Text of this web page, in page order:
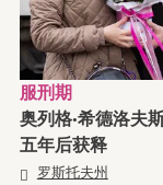
服刑期
奥列格·希德洛夫
五年后获释
罗斯托夫州